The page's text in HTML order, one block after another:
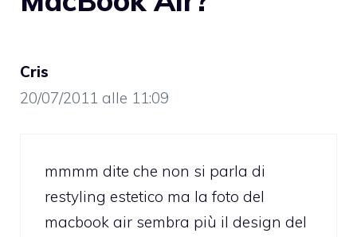
Cris
20/07/2011 alle 11:09
mmmm dite che non si parla di
restyling estetico ma la foto del
macbook air sembra più il design del